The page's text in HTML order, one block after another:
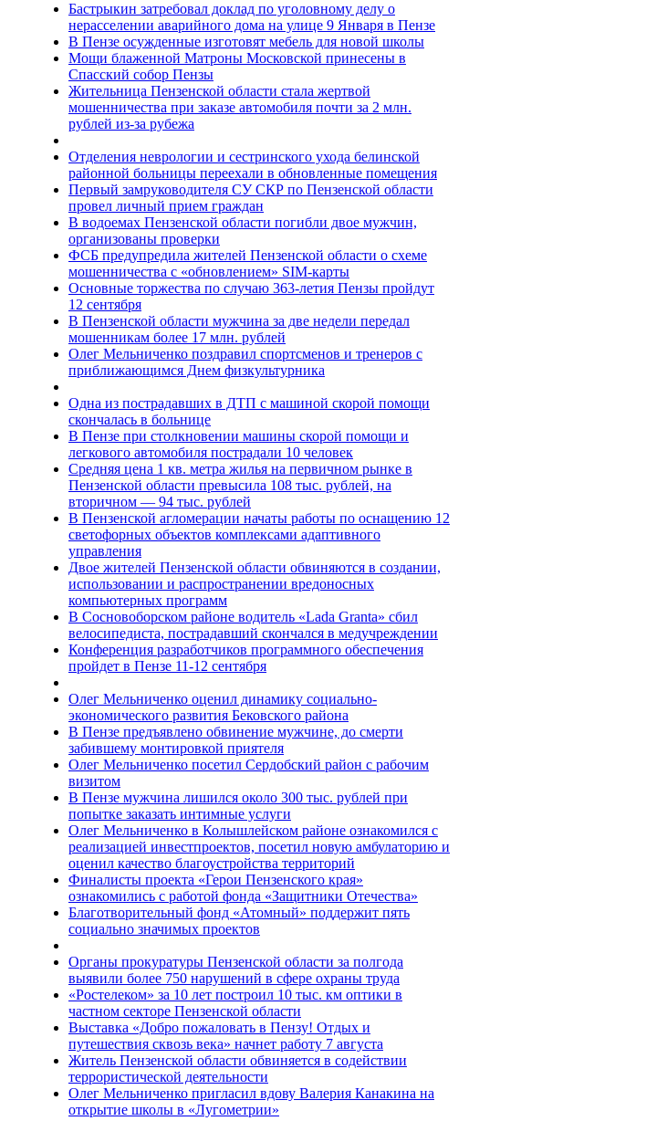
Бастрыкин затребовал доклад по уголовному делу о
нерасселении аварийного дома на улице 9 Января в Пензе
В Пензе осужденные изготовят мебель для новой школы
Мощи блаженной Матроны Московской принесены в
Спасский собор Пензы
Жительница Пензенской области стала жертвой
мошенничества при заказе автомобиля почти за 2 млн.
рублей из-за рубежа
Отделения неврологии и сестринского ухода белинской
районной больницы переехали в обновленные помещения
Первый замруководителя СУ СКР по Пензенской области
провел личный прием граждан
В водоемах Пензенской области погибли двое мужчин,
организованы проверки
ФСБ предупредила жителей Пензенской области о схеме
мошенничества c «обновлением» SIM-карты
Основные торжества по случаю 363-летия Пензы пройдут
12 сентября
В Пензенской области мужчина за две недели передал
мошенникам более 17 млн. рублей
Олег Мельниченко поздравил спортсменов и тренеров с
приближающимся Днем физкультурника
Одна из пострадавших в ДТП с машиной скорой помощи
скончалась в больнице
В Пензе при столкновении машины скорой помощи и
легкового автомобиля пострадали 10 человек
Средняя цена 1 кв. метра жилья на первичном рынке в
Пензенской области превысила 108 тыс. рублей, на
вторичном — 94 тыс. рублей
В Пензенской агломерации начаты работы по оснащению 12
светофорных объектов комплексами адаптивного
управления
Двое жителей Пензенской области обвиняются в создании,
использовании и распространении вредоносных
компьютерных программ
В Сосновоборском районе водитель «Lada Granta» сбил
велосипедиста, пострадавший скончался в медучреждении
Конференция разработчиков программного обеспечения
пройдет в Пензе 11-12 сентября
Олег Мельниченко оценил динамику социально-
экономического развития Бековского района
В Пензе предъявлено обвинение мужчине, до смерти
забившему монтировкой приятеля
Олег Мельниченко посетил Сердобский район с рабочим
визитом
В Пензе мужчина лишился около 300 тыс. рублей при
попытке заказать интимные услуги
Олег Мельниченко в Колышлейском районе ознакомился с
реализацией инвестпроектов, посетил новую амбулаторию и
оценил качество благоустройства территорий
Финалисты проекта «Герои Пензенского края»
ознакомились с работой фонда «Защитники Отечества»
Благотворительный фонд «Атомный» поддержит пять
социально значимых проектов
Органы прокуратуры Пензенской области за полгода
выявили более 750 нарушений в сфере охраны труда
«Ростелеком» за 10 лет построил 10 тыс. км оптики в
частном секторе Пензенской области
Выставка «Добро пожаловать в Пензу! Отдых и
путешествия сквозь века» начнет работу 7 августа
Житель Пензенской области обвиняется в содействии
террористической деятельности
Олег Мельниченко пригласил вдову Валерия Канакина на
открытие школы в «Лугометрии»